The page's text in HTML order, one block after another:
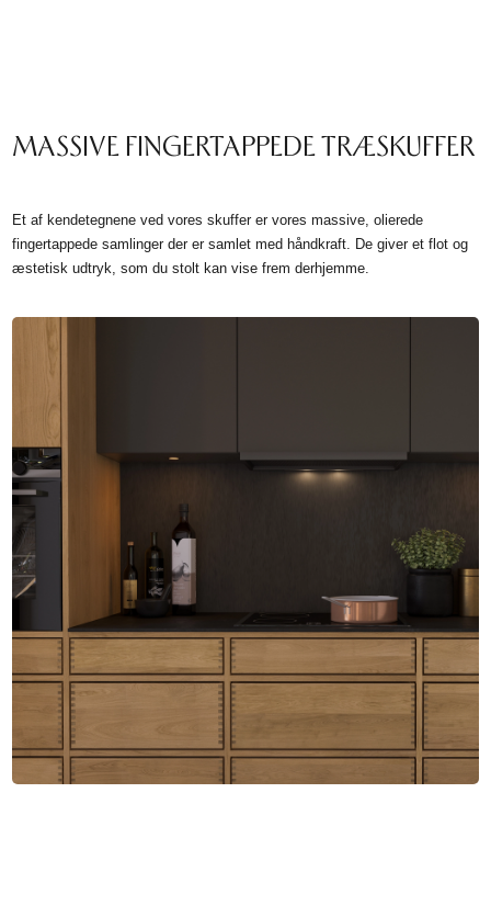
MASSIVE FINGERTAPPEDE TRÆSKUFFER
Et af kendetegnene ved vores skuffer er vores massive, olierede
fingertappede samlinger der er samlet med håndkraft. De giver et flot og
æstetisk udtryk, som du stolt kan vise frem derhjemme.